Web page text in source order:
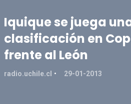
Iquique se juega
clasificación en
frente al León
radio.uchile.cl 29-01-2013